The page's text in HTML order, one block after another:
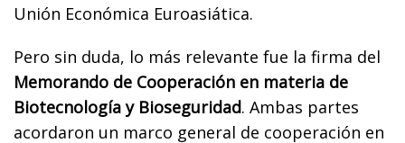
Unión Económica Euroasiática.
Pero sin duda, lo más relevante fue la firma del
Memorando de Cooperación en materia de
Biotecnología y Bioseguridad. Ambas partes
acordaron un marco general de cooperación en